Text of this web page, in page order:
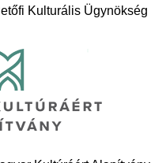
Kulturális Ügynökség